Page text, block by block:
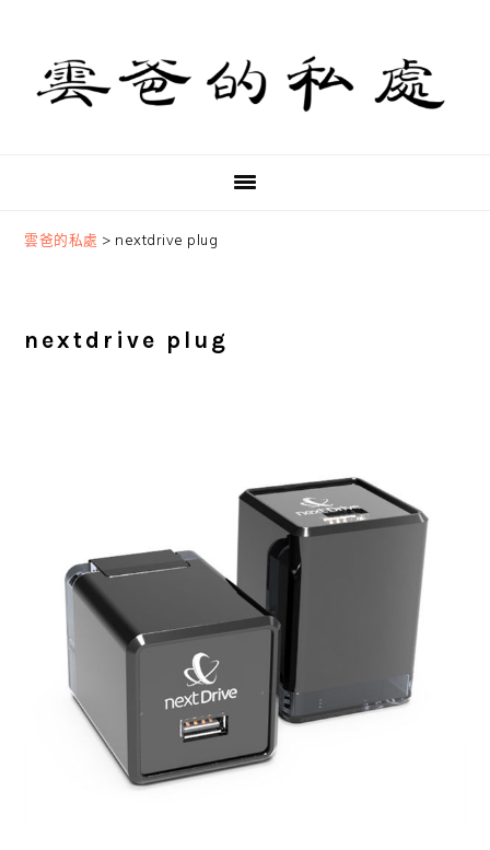
primary
navigation
content
primary
sidebar
雲爸的私處 > nextdrive plug
nextdrive plug